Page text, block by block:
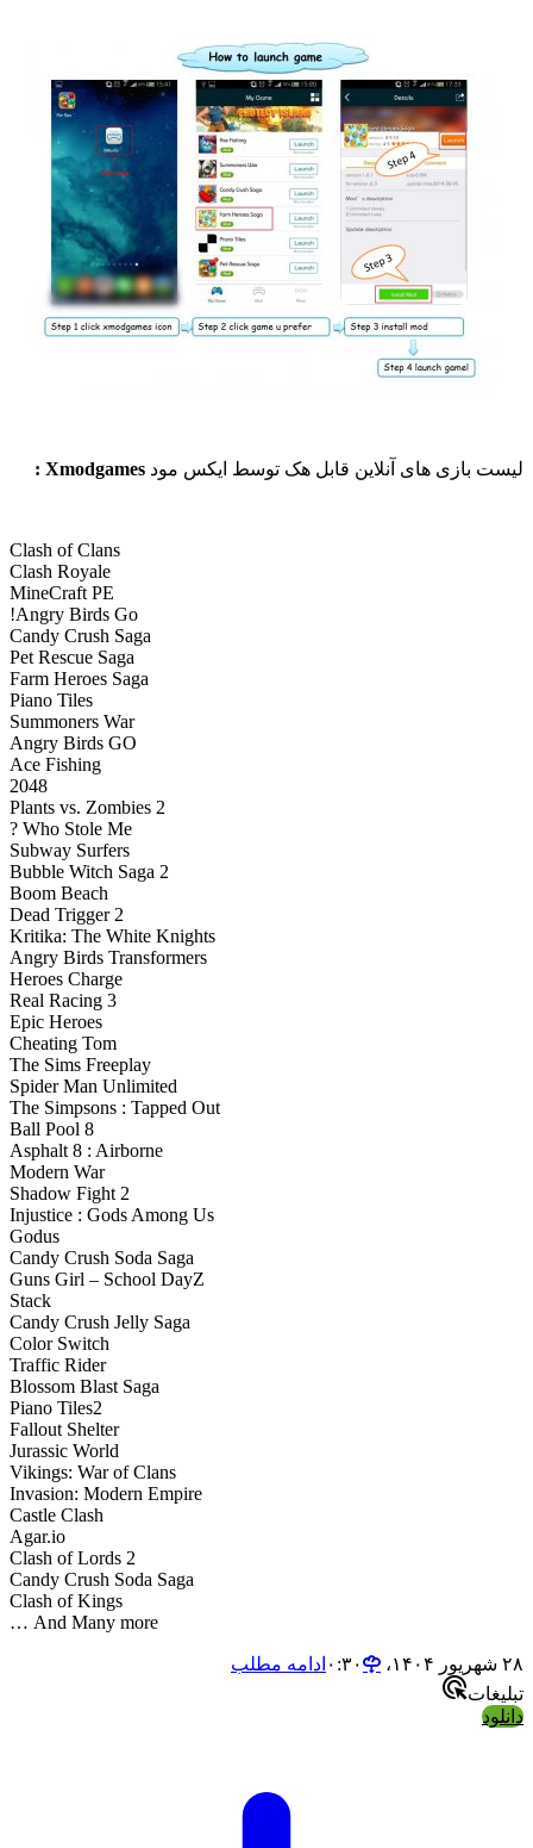
بازی های آنلاین قابل هک توسط ایکس مود Xmodgames :
Clash of Clans
Clash Royale
MineCraft PE
Angry Birds Go!
Candy Crush Saga
Pet Rescue Saga
Farm Heroes Saga
Piano Tiles
Summoners War
Angry Birds GO
Ace Fishing
Plants vs. Zombies 2
Who Stole Me ?
Subway Surfers
Bubble Witch Saga 2
Boom Beach
Dead Trigger 2
Kritika: The White Knights
Angry Birds Transformers
Heroes Charge
Real Racing 3
Epic Heroes
Cheating Tom
The Sims Freeplay
Spider Man Unlimited
The Simpsons : Tapped Out
Asphalt 8 : Airborne
Modern War
Shadow Fight 2
Injustice : Gods Among Us
Godus
Candy Crush Soda Saga
Guns Girl – School DayZ
Candy Crush Jelly Saga
Color Switch
Traffic Rider
Blossom Blast Saga
Piano Tiles2
Fallout Shelter
Jurassic World
Vikings: War of Clans
Invasion: Modern Empire
Castle Clash
Agar.io
Clash of Lords 2
Candy Crush Soda Saga
Clash of Kings
And Many more …
ادامه مطلب